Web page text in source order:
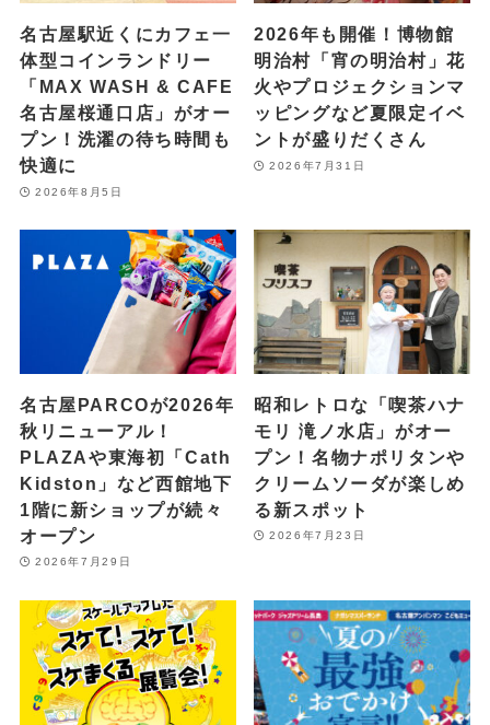
名古屋駅近くにカフェ一
体型コインランドリー
「MAX WASH & CAFE
名古屋桜通口店」がオー
プン！洗濯の待ち時間も
快適に
2026年8月5日
2026年も開催！博物館
明治村「宵の明治村」花
火やプロジェクションマ
ッピングなど夏限定イベ
ントが盛りだくさん
2026年7月31日
名古屋PARCOが2026年
秋リニューアル！
PLAZAや東海初「Cath
Kidston」など西館地下
1階に新ショップが続々
オープン
2026年7月29日
昭和レトロな「喫茶ハナ
モリ 滝ノ水店」がオー
プン！名物ナポリタンや
クリームソーダが楽しめ
る新スポット
2026年7月23日